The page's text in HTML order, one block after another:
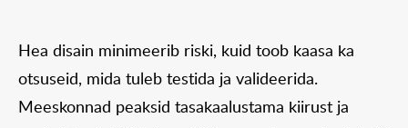
Hea disain minimeerib riski, kuid toob kaasa ka
otsuseid, mida tuleb testida ja valideerida.
Meeskonnad peaksid tasakaalustama kiirust ja